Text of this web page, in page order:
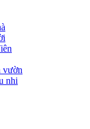
vườn
nhi